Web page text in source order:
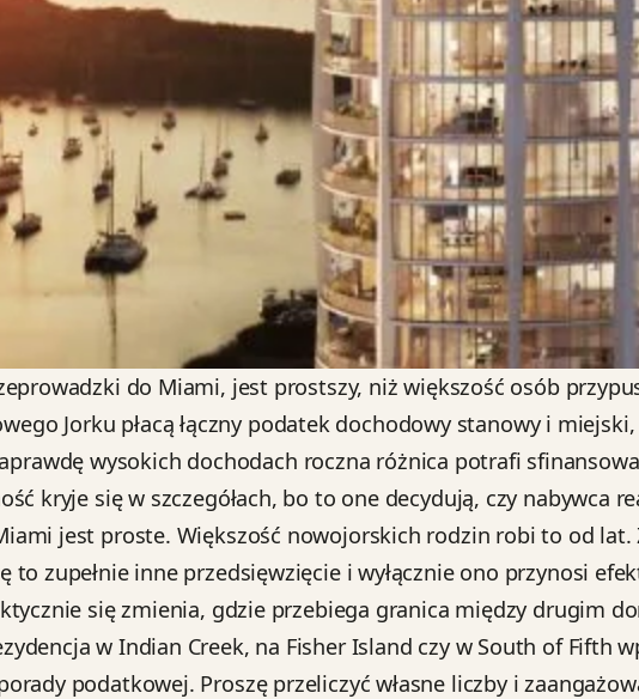
do Miami, jest prostszy, niż większość osób
Jorku płacą łączny podatek dochodowy stanowy i
wysokich dochodach roczna różnica potrafi
kryje się w szczegółach, bo to one decydują, czy nabywca
jest proste. Większość nowojorskich rodzin robi to od
to zupełnie inne przedsięwzięcie i wyłącznie ono przynosi
się zmienia, gdzie przebiega granica między drugim
w Indian Creek, na Fisher Island czy w South of Fifth
podatkowej. Proszę przeliczyć własne liczby i